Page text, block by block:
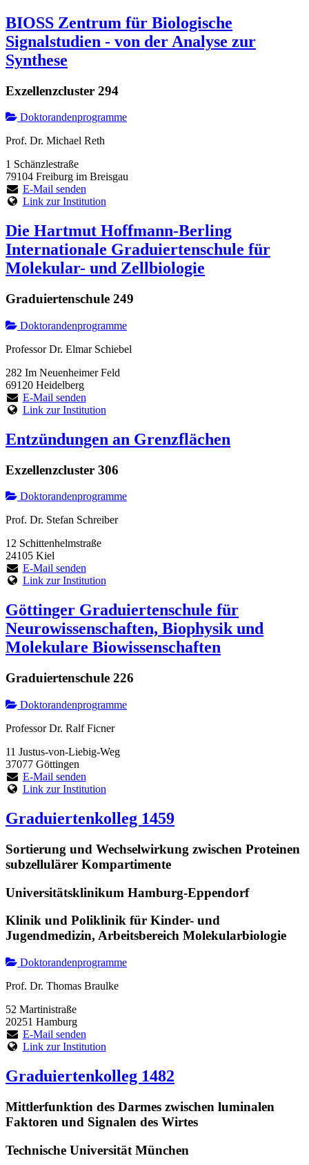
BIOSS Zentrum für Biologische
Signalstudien - von der Analyse zur
Synthese
Exzellenzcluster 294
Doktorandenprogramme
Prof. Dr. Michael Reth
1 Schänzlestraße
79104 Freiburg im Breisgau
E-Mail senden
Link zur Institution
Die Hartmut Hoffmann-Berling
Internationale Graduiertenschule für
Molekular- und Zellbiologie
Graduiertenschule 249
Doktorandenprogramme
Professor Dr. Elmar Schiebel
282 Im Neuenheimer Feld
69120 Heidelberg
E-Mail senden
Link zur Institution
Entzündungen an Grenzflächen
Exzellenzcluster 306
Doktorandenprogramme
Prof. Dr. Stefan Schreiber
12 Schittenhelmstraße
24105 Kiel
E-Mail senden
Link zur Institution
Göttinger Graduiertenschule für
Neurowissenschaften, Biophysik und
Molekulare Biowissenschaften
Graduiertenschule 226
Doktorandenprogramme
Professor Dr. Ralf Ficner
11 Justus-von-Liebig-Weg
37077 Göttingen
E-Mail senden
Link zur Institution
Graduiertenkolleg 1459
Sortierung und Wechselwirkung zwischen Proteinen
subzellulärer Kompartimente
Universitätsklinikum Hamburg-Eppendorf
Klinik und Poliklinik für Kinder- und
Jugendmedizin, Arbeitsbereich Molekularbiologie
Doktorandenprogramme
Prof. Dr. Thomas Braulke
52 Martinistraße
20251 Hamburg
E-Mail senden
Link zur Institution
Graduiertenkolleg 1482
Mittlerfunktion des Darmes zwischen luminalen
Faktoren und Signalen des Wirtes
Technische Universität München